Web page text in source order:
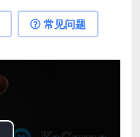
常见问题